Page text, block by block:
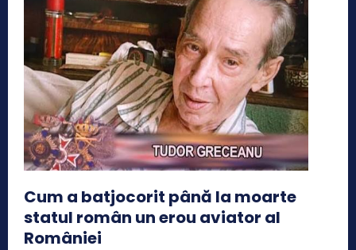
Cum a batjocorit până la moarte
statul român un erou aviator al
României